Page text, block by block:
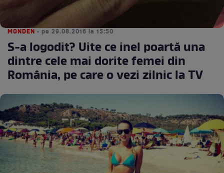
MONDEN • pe 29.08.2016 la 15:50
S-a logodit? Uite ce inel poartă una
dintre cele mai dorite femei din
România, pe care o vezi zilnic la TV